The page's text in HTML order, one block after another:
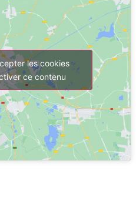
les cookies
ce contenu